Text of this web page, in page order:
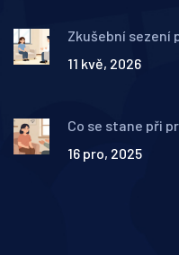
Zkušební sezení
11 kvě, 2026
Co se stane při
16 pro, 2025